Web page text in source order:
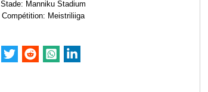
Stade: Manniku Stadium
Compétition: Meistriliiga